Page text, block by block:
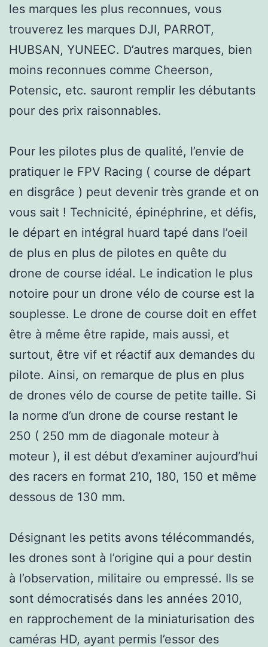
les marques les plus reconnues, vous
trouverez les marques DJI, PARROT,
HUBSAN, YUNEEC. D’autres marques, bien
moins reconnues comme Cheerson,
Potensic, etc. sauront remplir les débutants
pour des prix raisonnables.
Pour les pilotes plus de qualité, l’envie de
pratiquer le FPV Racing ( course de départ
en disgrâce ) peut devenir très grande et on
vous sait ! Technicité, épinéphrine, et défis,
le départ en intégral huard tapé dans l’oeil
de plus en plus de pilotes en quête du
drone de course idéal. Le indication le plus
notoire pour un drone vélo de course est la
souplesse. Le drone de course doit en effet
être à même être rapide, mais aussi, et
surtout, être vif et réactif aux demandes du
pilote. Ainsi, on remarque de plus en plus
de drones vélo de course de petite taille. Si
la norme d’un drone de course restant le
250 ( 250 mm de diagonale moteur à
moteur ), il est début d’examiner aujourd’hui
des racers en format 210, 180, 150 et même
dessous de 130 mm.
Désignant les petits avons télécommandés,
les drones sont à l’origine qui a pour destin
à l’observation, militaire ou empressé. Ils se
sont démocratisés dans les années 2010,
en rapprochement de la miniaturisation des
caméras HD, ayant permis l’essor des